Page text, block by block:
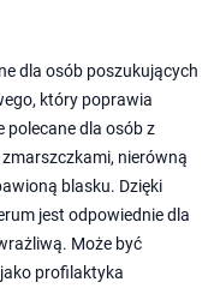
dla osób poszukujących
który poprawia
polecane dla osób z
nierówną
blasku. Dzięki
jest odpowiednie dla
Może być
profilaktyka